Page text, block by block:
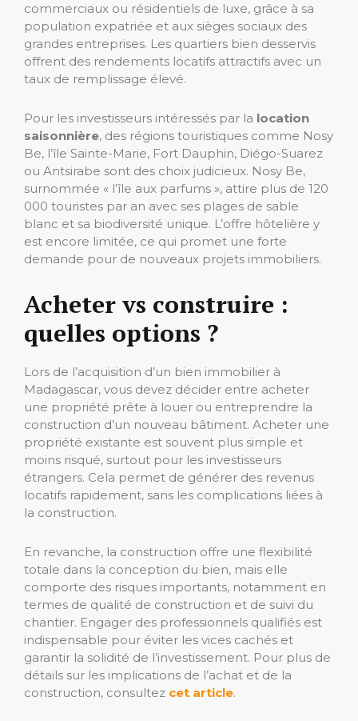
commerciaux ou résidentiels de luxe, grâce à sa
population expatriée et aux sièges sociaux des
grandes entreprises. Les quartiers bien desservis
offrent des rendements locatifs attractifs avec un
taux de remplissage élevé.
Pour les investisseurs intéressés par la location
saisonnière, des régions touristiques comme Nosy
Be, l’île Sainte-Marie, Fort Dauphin, Diégo-Suarez
ou Antsirabe sont des choix judicieux. Nosy Be,
surnommée « l’île aux parfums », attire plus de 120
000 touristes par an avec ses plages de sable
blanc et sa biodiversité unique. L’offre hôtelière y
est encore limitée, ce qui promet une forte
demande pour de nouveaux projets immobiliers.
Acheter vs construire :
quelles options ?
Lors de l’acquisition d’un bien immobilier à
Madagascar, vous devez décider entre acheter
une propriété prête à louer ou entreprendre la
construction d’un nouveau bâtiment. Acheter une
propriété existante est souvent plus simple et
moins risqué, surtout pour les investisseurs
étrangers. Cela permet de générer des revenus
locatifs rapidement, sans les complications liées à
la construction.
En revanche, la construction offre une flexibilité
totale dans la conception du bien, mais elle
comporte des risques importants, notamment en
termes de qualité de construction et de suivi du
chantier. Engager des professionnels qualifiés est
indispensable pour éviter les vices cachés et
garantir la solidité de l’investissement. Pour plus de
détails sur les implications de l’achat et de la
construction, consultez cet article.